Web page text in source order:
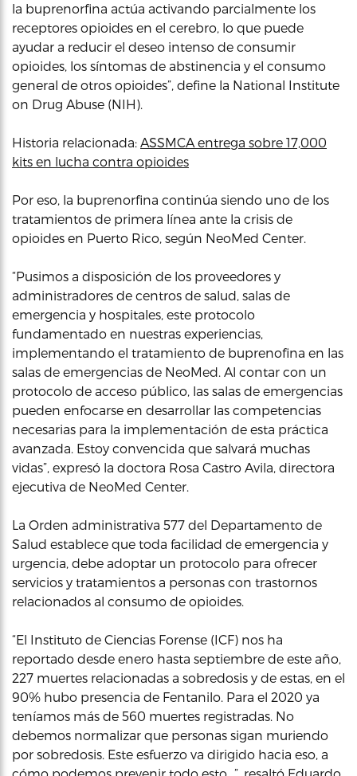
la buprenorfina actúa activando parcialmente los
receptores opioides en el cerebro, lo que puede
ayudar a reducir el deseo intenso de consumir
opioides, los síntomas de abstinencia y el consumo
general de otros opioides”, define la National Institute
on Drug Abuse (NIH).
Historia relacionada: ASSMCA entrega sobre 17,000
kits en lucha contra opioides
Por eso, la buprenorfina continúa siendo uno de los
tratamientos de primera línea ante la crisis de
opioides en Puerto Rico, según NeoMed Center.
“Pusimos a disposición de los proveedores y
administradores de centros de salud, salas de
emergencia y hospitales, este protocolo
fundamentado en nuestras experiencias,
implementando el tratamiento de buprenofina en las
salas de emergencias de NeoMed. Al contar con un
protocolo de acceso público, las salas de emergencias
pueden enfocarse en desarrollar las competencias
necesarias para la implementación de esta práctica
avanzada. Estoy convencida que salvará muchas
vidas”, expresó la doctora Rosa Castro Avila, directora
ejecutiva de NeoMed Center.
La Orden administrativa 577 del Departamento de
Salud establece que toda facilidad de emergencia y
urgencia, debe adoptar un protocolo para ofrecer
servicios y tratamientos a personas con trastornos
relacionados al consumo de opioides.
“El Instituto de Ciencias Forense (ICF) nos ha
reportado desde enero hasta septiembre de este año,
227 muertes relacionadas a sobredosis y de estas, en el
90% hubo presencia de Fentanilo. Para el 2020 ya
teníamos más de 560 muertes registradas. No
debemos normalizar que personas sigan muriendo
por sobredosis. Este esfuerzo va dirigido hacia eso, a